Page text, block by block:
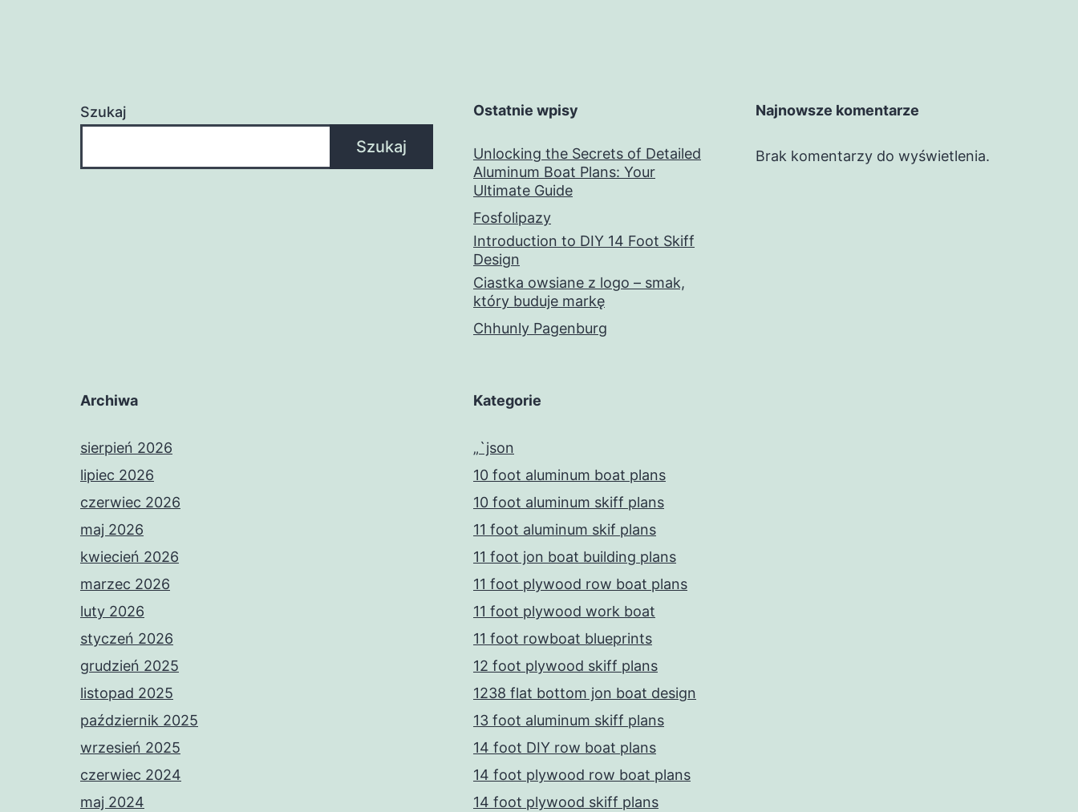
Szukaj
Szukaj
Ostatnie wpisy
Unlocking the Secrets of Detailed
Aluminum Boat Plans: Your
Ultimate Guide
Fosfolipazy
Introduction to DIY 14 Foot Skiff
Design
Ciastka owsiane z logo – smak,
który buduje markę
Chhunly Pagenburg
Najnowsze komentarze
Brak komentarzy do wyświetlenia.
Archiwa
sierpień 2026
lipiec 2026
czerwiec 2026
maj 2026
kwiecień 2026
marzec 2026
luty 2026
styczeń 2026
grudzień 2025
listopad 2025
październik 2025
wrzesień 2025
czerwiec 2024
maj 2024
Kategorie
„`json
10 foot aluminum boat plans
10 foot aluminum skiff plans
11 foot aluminum skif plans
11 foot jon boat building plans
11 foot plywood row boat plans
11 foot plywood work boat
11 foot rowboat blueprints
12 foot plywood skiff plans
1238 flat bottom jon boat design
13 foot aluminum skiff plans
14 foot DIY row boat plans
14 foot plywood row boat plans
14 foot plywood skiff plans